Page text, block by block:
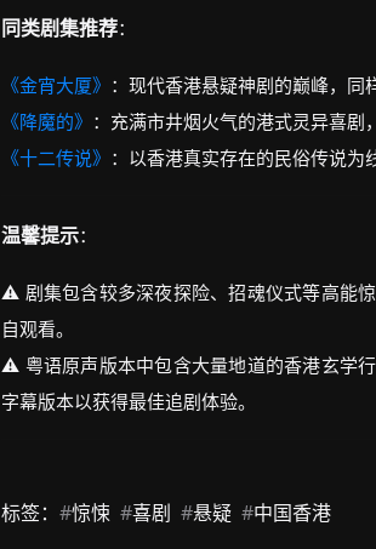
同类剧集推荐：
《金宵大厦》 ：现代香港悬疑神剧的巅峰，
《降魔的》 ：充满市井烟火气的港式灵异喜
《十二传说》 ：以香港真实存在的民俗传说
温馨提示：
⚠️ 剧集包含较多深夜探险、招魂仪式等高能
自观看。
⚠️ 粤语原声版本中包含大量地道的香港玄学
字幕版本以获得最佳追剧体验。
标签： #惊悚 #喜剧 #悬疑 #中国香港